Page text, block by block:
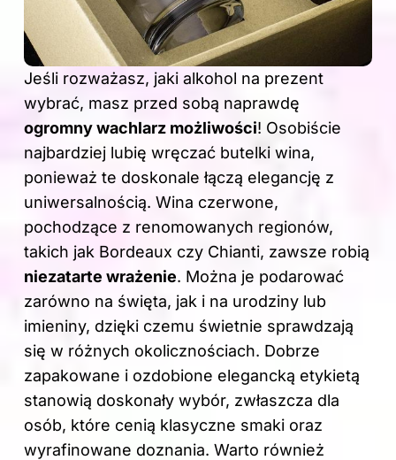
Jeśli rozważasz, jaki alkohol na prezent
wybrać, masz przed sobą naprawdę
ogromny wachlarz możliwości! Osobiście
najbardziej lubię wręczać butelki wina,
ponieważ te doskonale łączą elegancję z
uniwersalnością. Wina czerwone,
pochodzące z renomowanych regionów,
takich jak Bordeaux czy Chianti, zawsze robią
niezatarte wrażenie. Można je podarować
zarówno na święta, jak i na urodziny lub
imieniny, dzięki czemu świetnie sprawdzają
się w różnych okolicznościach. Dobrze
zapakowane i ozdobione elegancką etykietą
stanowią doskonały wybór, zwłaszcza dla
osób, które cenią klasyczne smaki oraz
wyrafinowane doznania. Warto również